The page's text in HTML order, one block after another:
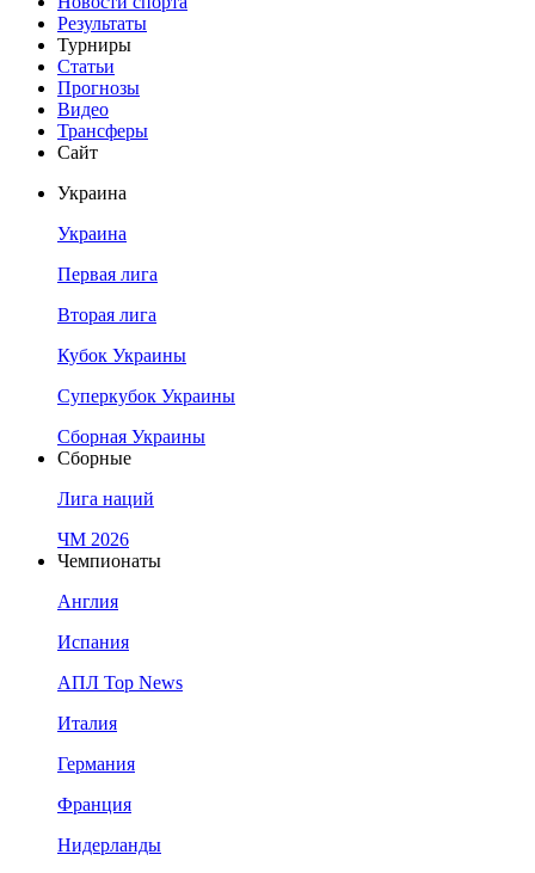
Результаты
Турниры
Статьи
Прогнозы
Видео
Трансферы
Сайт
Украина
Украина
Первая лига
Вторая лига
Кубок Украины
Суперкубок Украины
Сборная Украины
Сборные
Лига наций
ЧМ 2026
Чемпионаты
Англия
Испания
АПЛ Top News
Италия
Германия
Франция
Нидерланды